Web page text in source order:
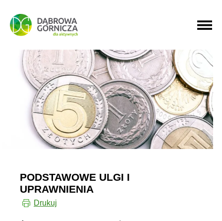
PRZEJDŹ DO MENU GŁÓWNEGO
PRZEJDŹ DO WYSZUKIWARKI
PODSTAWOWE ULGI I
UPRAWNIENIA
Drukuj